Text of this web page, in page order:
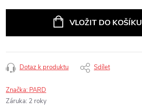
VLOŽIT DO KOŠÍKU
Dotaz k produktu Sdílet
Značka: PARD
Záruka: 2 roky